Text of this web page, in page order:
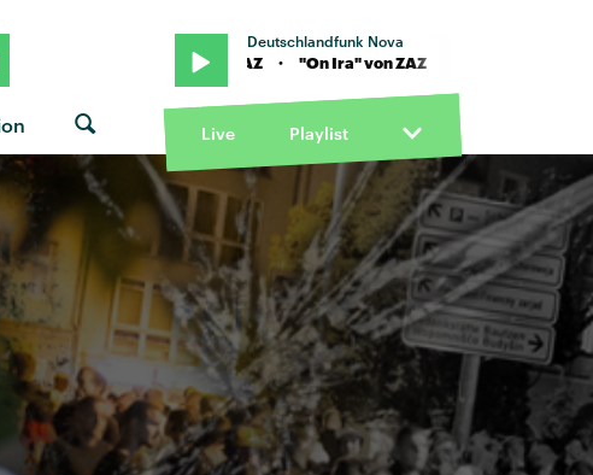
Deutschlandfunk Nova
"On Ira" von ZAZ · "On Ira" von ZAZ
Live Playlist